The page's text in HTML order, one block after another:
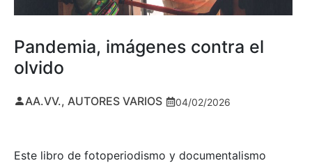
Pandemia, imágenes contra el
olvido
AA.VV., AUTORES VARIOS 04/02/2026
Este libro de fotoperiodismo y documentalismo